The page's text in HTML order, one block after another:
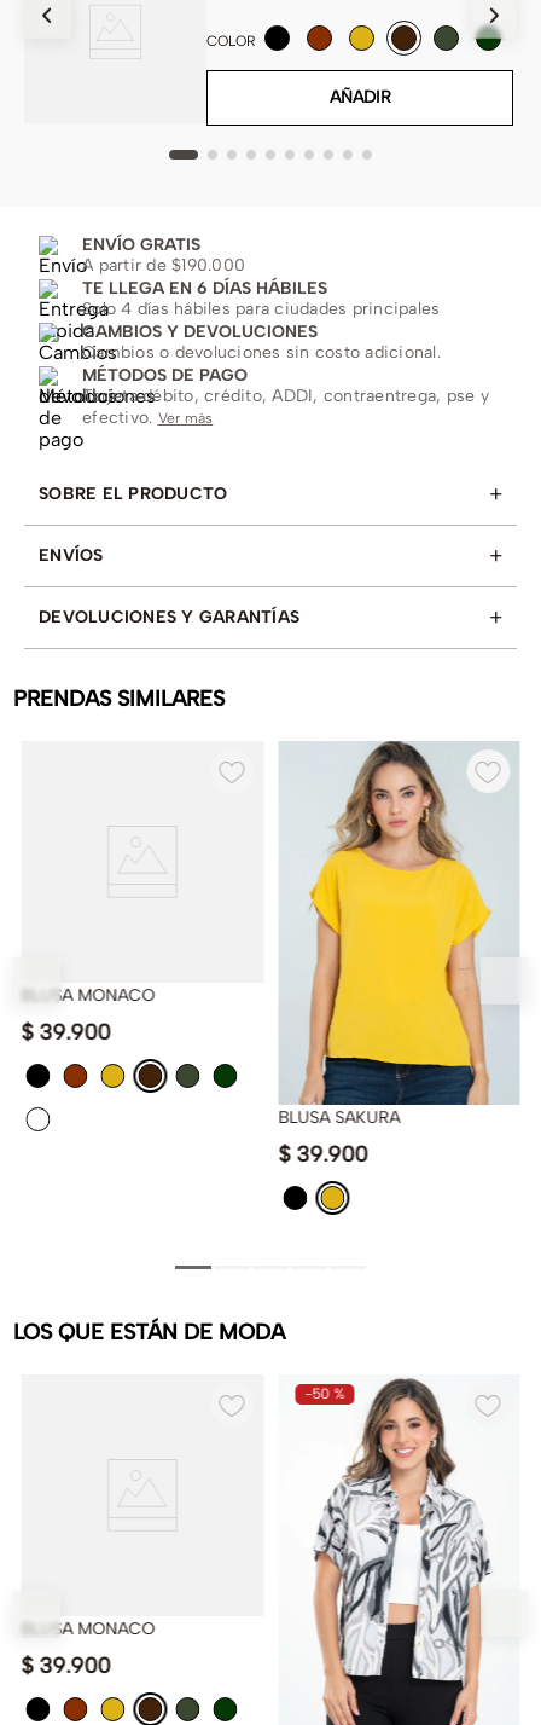
COLOR
AÑADIR
ENVÍO GRATIS
A partir de $190.000
TE LLEGA EN 6 DÍAS HÁBILES
Solo 4 días hábiles para ciudades principales
CAMBIOS Y DEVOLUCIONES
Cambios o devoluciones sin costo adicional.
MÉTODOS DE PAGO
Tarjeta débito, crédito, ADDI, contraentrega, pse y
efectivo. Ver más
SOBRE EL PRODUCTO +
ENVÍOS +
DEVOLUCIONES Y GARANTÍAS +
PRENDAS SIMILARES
BLUSA MONACO
$ 39.900
BLUSA SAKURA
$ 39.900
LOS QUE ESTÁN DE MODA
BLUSA MONACO
$ 39.900
-50 %